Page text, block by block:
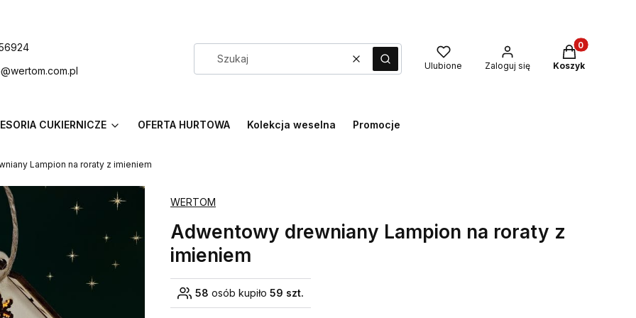
WyczyśćSzukaj Ulubione Zaloguj się
Produkty w
Koszyk
CUKIERNICZE OFERTA HURTOWA Kolekcja weselna Promocje
Lampion na roraty z imieniem
WERTOM
Adwentowy drewniany Lampion na roraty z
imieniem
58 osób kupiło 59 szt.